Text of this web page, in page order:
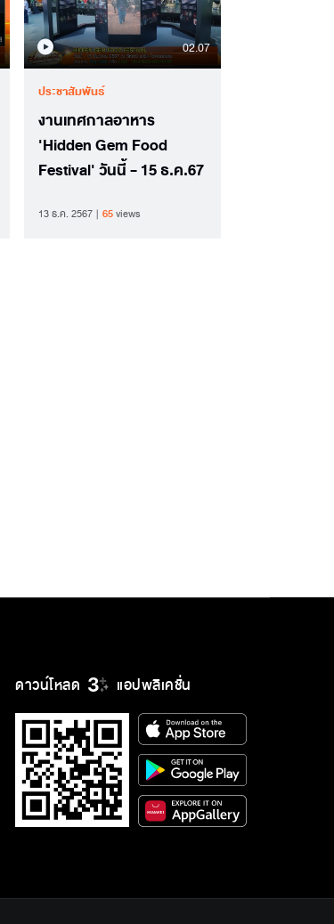
02.07
ประชาสัมพันธ์
งานเทศกาลอาหาร
'Hidden Gem Food
Festival' วันนี้ - 15 ธ.ค.67
13 ธ.ค. 2567 65views
ดาวน์โหลด แอปพลิเคชั่น